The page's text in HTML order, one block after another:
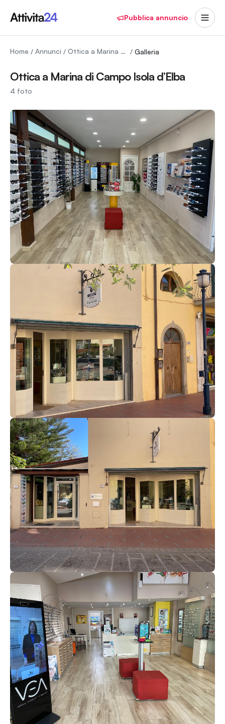
Pubblica annuncio
Home / Annunci / Ottica a Marina di Campo Isola d’Elba / Galleria
Ottica a Marina di Campo Isola d’Elba
4 foto